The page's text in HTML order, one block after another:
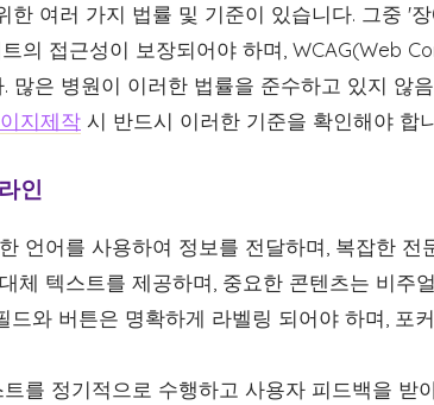
한 여러 가지 법률 및 기준이 있습니다. 그중 '
의 접근성이 보장되어야 하며, WCAG(Web
많은 병원이 이러한 법률을 준수하고 있지 않
지제작 시 반드시 이러한 기준을 확인해야 합
인
언어를 사용하여 정보를 전달하며, 복잡한 전
체 텍스트를 제공하며, 중요한 콘텐츠는 비주
드와 버튼은 명확하게 라벨링 되어야 하며, 포
를 정기적으로 수행하고 사용자 피드백을 받